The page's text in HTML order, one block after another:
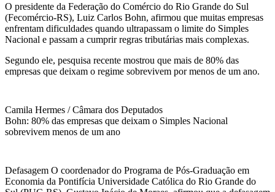
O presidente da Federação do Comércio do Rio Grande do Sul
(Fecomércio-RS), Luiz Carlos Bohn, afirmou que muitas empresas
enfrentam dificuldades quando ultrapassam o limite do Simples
Nacional e passam a cumprir regras tributárias mais complexas.
Segundo ele, pesquisa recente mostrou que mais de 80% das
empresas que deixam o regime sobrevivem por menos de um ano.
Camila Hermes / Câmara dos Deputados
Bohn: 80% das empresas que deixam o Simples Nacional
sobrevivem menos de um ano
Defasagem O coordenador do Programa de Pós-Graduação em
Economia da Pontifícia Universidade Católica do Rio Grande do